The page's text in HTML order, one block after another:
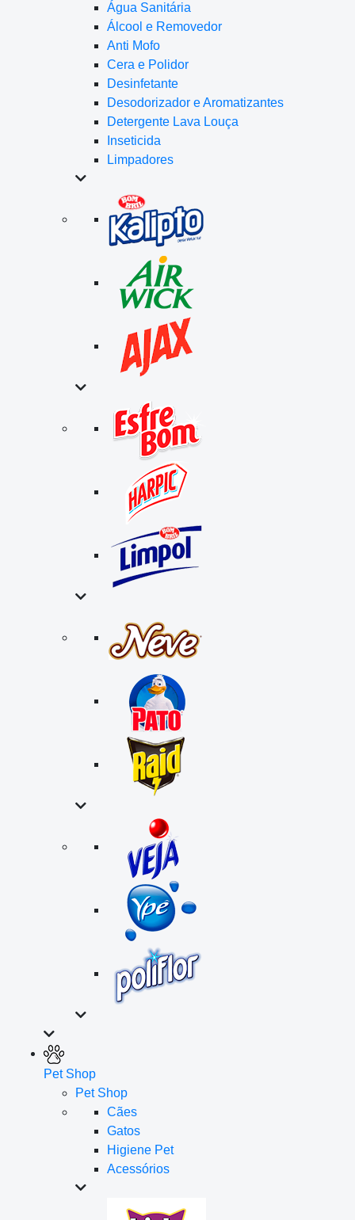
Água Sanitária
Álcool e Removedor
Anti Mofo
Cera e Polidor
Desinfetante
Desodorizador e Aromatizantes
Detergente Lava Louça
Inseticida
Limpadores
Pet Shop
Pet Shop
Cães
Gatos
Higiene Pet
Acessórios